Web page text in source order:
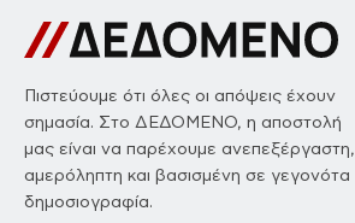
Πιστεύουμε ότι όλες οι απόψεις έχουν
σημασία. Στο ΔΕΔΟΜΕΝΟ, η αποστολή
μας είναι να παρέχουμε ανεπεξέργαστη,
αμερόληπτη και βασισμένη σε γεγονότα
δημοσιογραφία.